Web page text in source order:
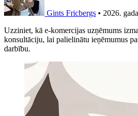
Gints Fricbergs • 2026.
Uzziniet, kā e-komercijas uzņēmums
konsultāciju, lai palielinātu ieņēmumus
darbību.